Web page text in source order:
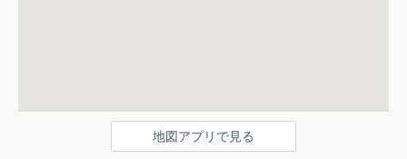
地図アプリで見る